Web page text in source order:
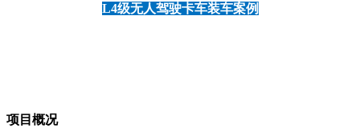
L4级无人驾驶卡车装车案例
项目概况